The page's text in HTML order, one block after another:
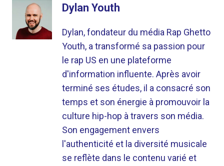
Dylan Youth
Dylan, fondateur du média Rap Ghetto
Youth, a transformé sa passion pour
le rap US en une plateforme
d'information influente. Après avoir
terminé ses études, il a consacré son
temps et son énergie à promouvoir la
culture hip-hop à travers son média.
Son engagement envers
l'authenticité et la diversité musicale
se reflète dans le contenu varié et